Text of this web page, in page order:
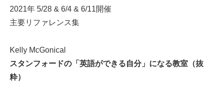
2021年 5/28 & 6/4 & 6/11開催
主要リファレンス集
Kelly McGonical
スタンフォードの「英語ができる自分」になる教室（抜
粋）